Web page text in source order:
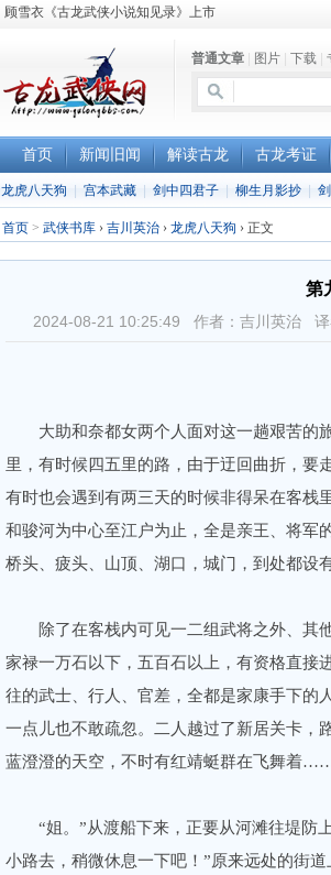
顾雪衣《古龙武侠小说知见录》上市
《古龙小说原貌探究》修订版已上市普通文章 图片 下载
首页 新闻旧闻 解读古龙 古龙考证
龙虎八天狗 宫本武藏 剑中四君子 柳生月影抄
首页 > 武侠书库 › 吉川英治 › 龙虎八天狗 › 正文
第
2024-08-21 10:25:49 作者：吉川英治 译
大助和奈都女两个人面对这一趟艰苦的
里，有时候四五里的路，由于迂回曲折，要
有时也会遇到有两三天的时候非得呆在客栈
和骏河为中心至江户为止，全是亲王、将军
桥头、疲头、山顶、湖口，城门，到处都设
除了在客栈内可见一二组武将之外、其他
家禄一万石以下，五百石以上，有资格直接
往的武士、行人、官差，全都是家康手下的
一点儿也不敢疏忽。二人越过了新居关卡，
蓝澄澄的天空，不时有红靖蜓群在飞舞着
“姐。”从渡船下来，正要从河滩往堤防
小路去，稍微休息一下吧！”原来远处的街